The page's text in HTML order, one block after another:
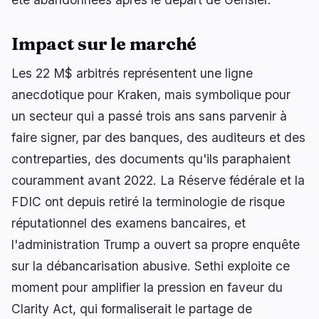
Impact sur le marché
Les 22 M$ arbitrés représentent une ligne
anecdotique pour Kraken, mais symbolique pour
un secteur qui a passé trois ans sans parvenir à
faire signer, par des banques, des auditeurs et des
contreparties, des documents qu'ils paraphaient
couramment avant 2022. La Réserve fédérale et la
FDIC ont depuis retiré la terminologie de risque
réputationnel des examens bancaires, et
l'administration Trump a ouvert sa propre enquête
sur la débancarisation abusive. Sethi exploite ce
moment pour amplifier la pression en faveur du
Clarity Act, qui formaliserait le partage de